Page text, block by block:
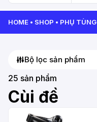
HOME SHOP PHỤ TÙNG
Bộ lọc sản phẩm
25 sản phẩm
Cùi đề